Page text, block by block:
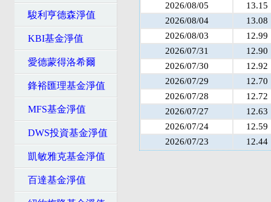
駿利亨德森淨值
KBI基金淨值
愛德蒙得洛希爾
鋒裕匯理基金淨值
MFS基金淨值
DWS投資基金淨值
凱敏雅克基金淨值
百達基金淨值
2026/08/05
13.15
2026/08/04
13.08
2026/08/03
12.99
2026/07/31
12.90
2026/07/30
12.92
2026/07/29
12.70
2026/07/28
12.72
2026/07/27
12.63
2026/07/24
12.59
2026/07/23
12.44